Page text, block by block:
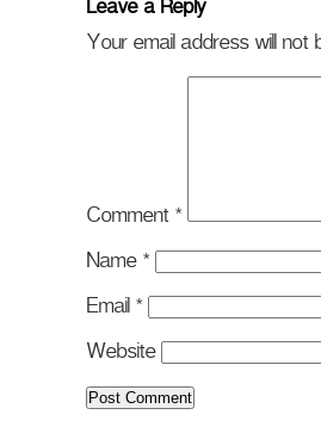
Leave a Reply
Your email address will not
Comment *
Name *
Email *
Website